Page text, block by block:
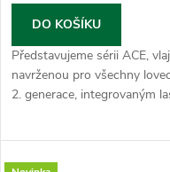
DO KOŠÍKU
Představujeme sérii ACE,
navrženou pro všechny
2. generace, integrovaným